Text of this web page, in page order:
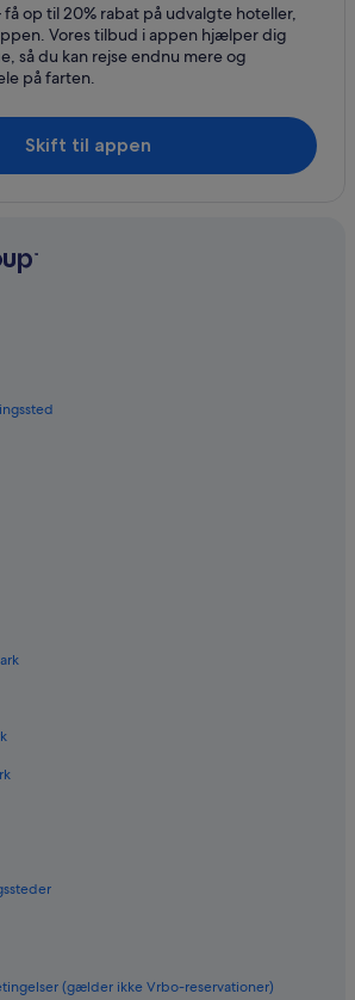
op til 20% rabat på udvalgte hoteller,
Vores tilbud i appen hjælper dig
så du kan rejse endnu mere og
på farten.
Skift til appen
(gælder ikke Vrbo-reservationer)